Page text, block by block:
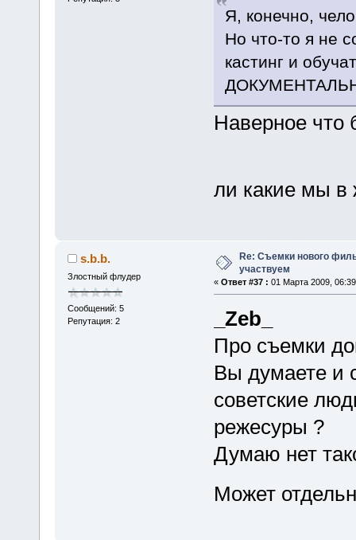
Я, конечно,
Но что-то я не
кастинг и
Наверное что
ли какие мы
s.b.b.
Злостный флудер
Сообщений: 5
Репутация: 2
Re: Съемки нового
участвуем
« Ответ #37 : 01 Марта 2009,
_Zeb_
Про съемки
Вы думаете и
советские
режесуры ?
Думаю нет
Может